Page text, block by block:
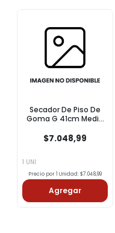
Secador De Piso De
Goma G 41cm Media
$7.048,99
1 UNI
Precio por 1 Unidad: $7.048,99
Agregar